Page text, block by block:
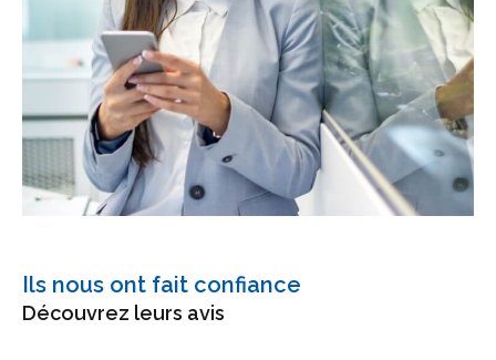
Ils nous ont fait confiance
Découvrez leurs avis